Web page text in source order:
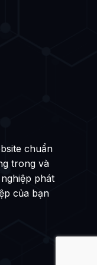
chuẩn
trong và
phát
của bạn